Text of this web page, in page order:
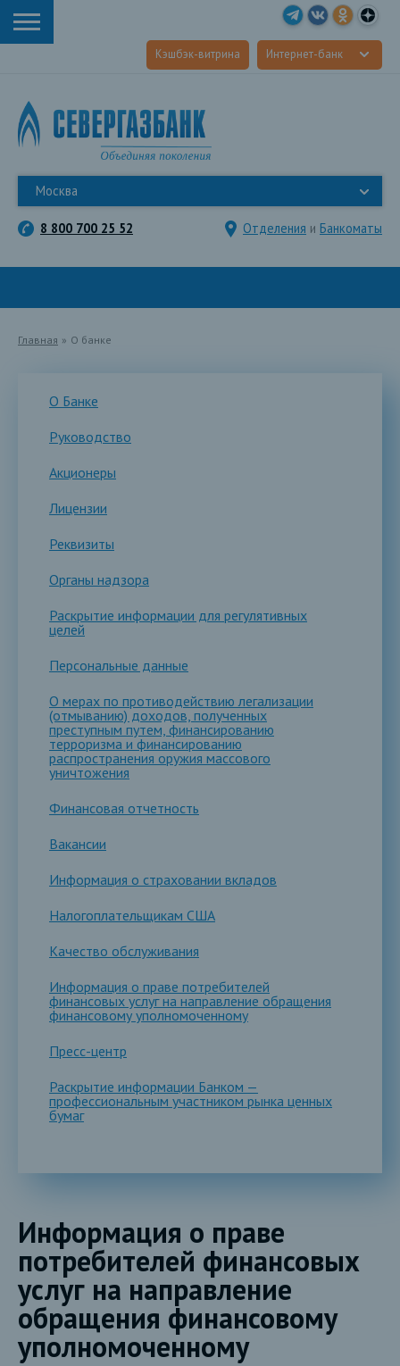
Кэшбэк-витрина Интернет-банк
Москва
8 800 700 25 52 Отделения и Банкоматы
Главная » О банке
О Банке
Руководство
Акционеры
Лицензии
Реквизиты
Органы надзора
Раскрытие информации для регулятивных
целей
Персональные данные
О мерах по противодействию легализации
(отмыванию) доходов, полученных
преступным путем, финансированию
терроризма и финансированию
распространения оружия массового
уничтожения
Финансовая отчетность
Вакансии
Информация о страховании вкладов
Налогоплательщикам США
Качество обслуживания
Информация о праве потребителей
финансовых услуг на направление обращения
финансовому уполномоченному
Пресс-центр
Раскрытие информации Банком —
профессиональным участником рынка ценных
бумаг
Информация о праве
потребителей финансовых
услуг на направление
обращения финансовому
уполномоченному